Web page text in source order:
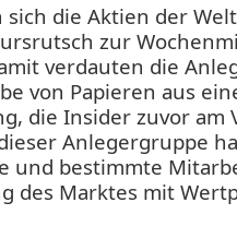
die Aktien der
zur
verdauten die
von Papieren aus
die Insider zuvor am
Anlegergruppe
und bestimmte
des Marktes mit